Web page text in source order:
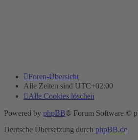
Foren-Übersicht
Alle Zeiten sind UTC+02:00
Alle Cookies löschen
Powered by phpBB® Forum Software ©
Deutsche Übersetzung durch phpBB.de